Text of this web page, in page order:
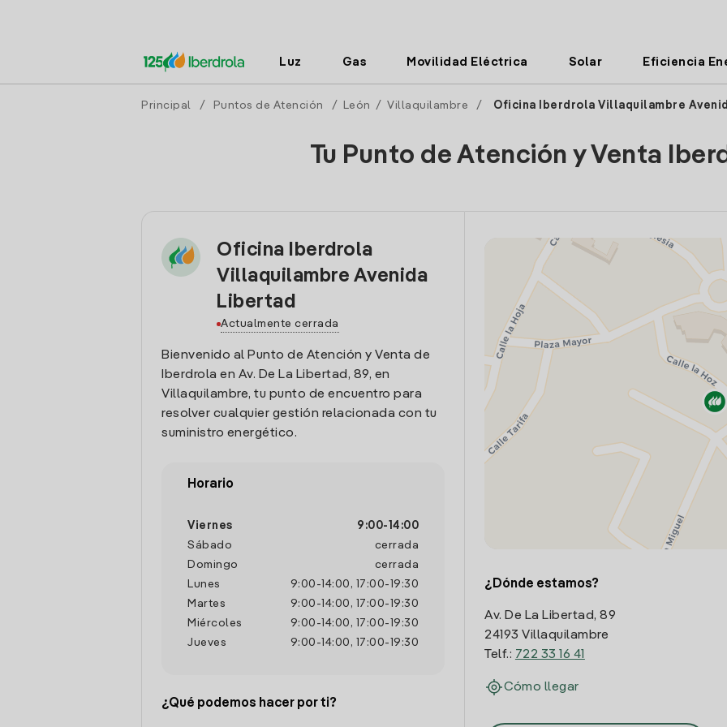
Luz Gas Movilidad Eléctrica Solar Eficiencia
Principal / Puntos de Atención / León / Villaquilambre / Oficina Iberdrola Villaquilambre
Tu Punto de Atención y Venta
Oficina Iberdrola
Villaquilambre Avenida
Libertad
Actualmente cerrada
Bienvenido al Punto de Atención y Venta de
Iberdrola en Av. De La Libertad, 89, en
Villaquilambre, tu punto de encuentro para
resolver cualquier gestión relacionada con tu
suministro energético.
Horario
Viernes 9:00- 14:00
Sábado
cerrada
Domingo
cerrada
Lunes
9:00 - 14:00 , 17:00- 19:30
Martes
9:00 - 14:00 , 17:00- 19:30
Miércoles
9:00 - 14:00 , 17:00- 19:30
Jueves
9:00 - 14:00 , 17:00- 19:30
¿Qué podemos hacer por ti?
¿Dónde estamos?
Av. De La Libertad, 89
24193 Villaquilambre
Telf.: 722 33 16 41
Cómo llegar